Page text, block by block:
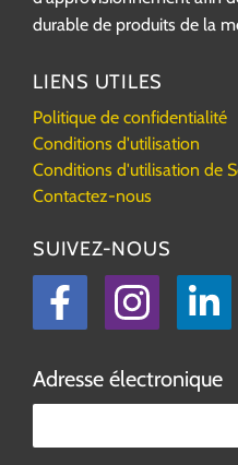
durable de produits de la
LIENS UTILES
Politique de confidentialité
Conditions d'utilisation
Conditions d'utilisation de
Contactez-nous
SUIVEZ-NOUS
Facebook
Adresse électronique